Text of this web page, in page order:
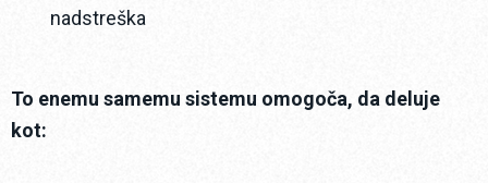
nadstreška
To enemu samemu sistemu omogoča, da deluje
kot: